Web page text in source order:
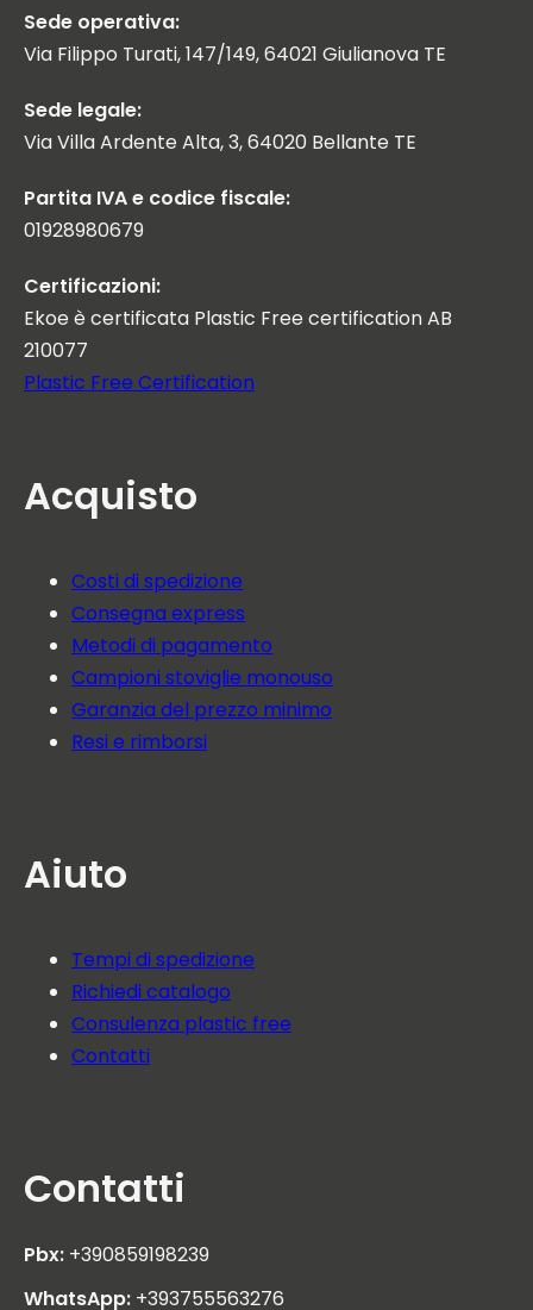
Sede operativa:
Via Filippo Turati, 147/149, 64021 Giulianova TE
Sede legale:
Via Villa Ardente Alta, 3, 64020 Bellante TE
Partita IVA e codice fiscale:
01928980679
Certificazioni:
Ekoe è certificata Plastic Free certification AB
210077
Plastic Free Certification
Acquisto
Costi di spedizione
Consegna express
Metodi di pagamento
Campioni stoviglie monouso
Garanzia del prezzo minimo
Resi e rimborsi
Aiuto
Tempi di spedizione
Richiedi catalogo
Consulenza plastic free
Contatti
Contatti
Pbx: +390859198239
WhatsApp: +393755563276